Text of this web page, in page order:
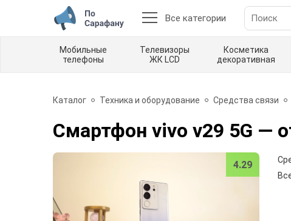
Все категории
Мобильные
телефоны
Телевизоры
ЖК LCD
Косметика
декоративная
Каталог Техника и оборудование Средства связи
Смартфон vivo v29 5G —
4.29